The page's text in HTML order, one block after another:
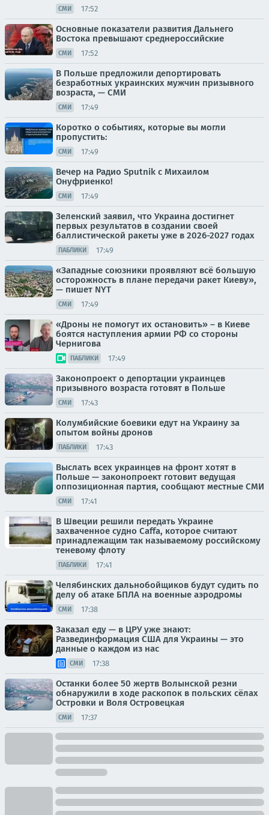
СМИ 17:52
Основные показатели развития Дальнего
Востока превышают среднероссийские
СМИ 17:52
В Польше предложили депортировать
безработных украинских мужчин призывного
возраста, — СМИ
СМИ 17:49
Коротко о событиях, которые вы могли
пропустить:
СМИ 17:49
Вечер на Радио Sputnik с Михаилом
Онуфриенко!
СМИ 17:49
Зеленский заявил, что Украина достигнет
первых результатов в создании своей
баллистической ракеты уже в 2026-2027 годах
ПАБЛИКИ 17:49
«Западные союзники проявляют всё большую
осторожность в плане передачи ракет Киеву»,
— пишет NYT
СМИ 17:49
«Дроны не помогут их остановить» – в Киеве
боятся наступления армии РФ со стороны
Чернигова
ПАБЛИКИ 17:49
Законопроект о депортации украинцев
призывного возраста готовят в Польше
СМИ 17:43
Колумбийские боевики едут на Украину за
опытом войны дронов
ПАБЛИКИ 17:43
Выслать всех украинцев на фронт хотят в
Польше — законопроект готовит ведущая
оппозиционная партия, сообщают местные СМИ
СМИ 17:41
В Швеции решили передать Украине
захваченное судно Caffa, которое считают
принадлежащим так называемому российскому
теневому флоту
ПАБЛИКИ 17:41
Челябинских дальнобойщиков будут судить по
делу об атаке БПЛА на военные аэродромы
СМИ 17:38
Заказал еду — в ЦРУ уже знают:
Развединформация США для Украины — это
данные о каждом из нас
СМИ 17:38
Останки более 50 жертв Волынской резни
обнаружили в ходе раскопок в польских сёлах
Островки и Воля Островецкая
СМИ 17:37